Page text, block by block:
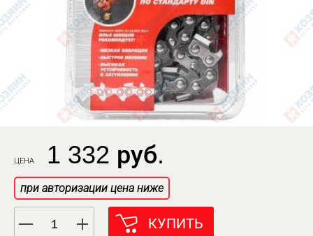
ЦЕНА 1 332 руб.
при авторизации цена ниже
КУПИТЬ